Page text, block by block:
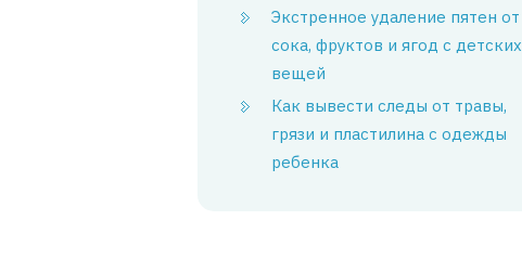
Экстренное удаление пятен от
сока, фруктов и ягод с детских
вещей
Как вывести следы от травы,
грязи и пластилина с одежды
ребенка